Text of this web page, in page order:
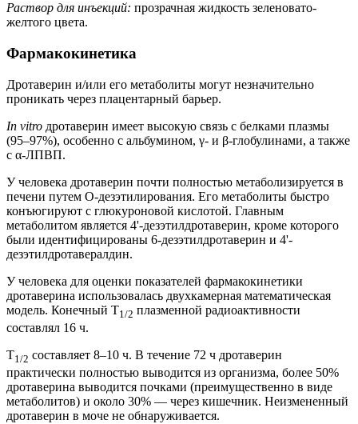
Раствор для инъекций: прозрачная жидкость зеленовато-
желтого цвета.
Фармакокинетика
Дротаверин и/или его метаболиты могут незначительно
проникать через плацентарный барьер.
In vitro дротаверин имеет высокую связь с белками плазмы
(95–97%), особенно с альбумином, γ- и β-глобулинами, а также
с α-ЛПВП.
У человека дротаверин почти полностью метаболизируется в
печени путем О-дезэтилирования. Его метаболиты быстро
конъюгируют с глюкуроновой кислотой. Главным
метаболитом является 4'-дезэтилдротаверин, кроме которого
были идентифицированы 6-дезэтилдротаверин и 4'-
дезэтилдротавералдин.
У человека для оценки показателей фармакокинетики
дротаверина использовалась двухкамерная математическая
модель. Конечный T1/2 плазменной радиоактивности
составлял 16 ч.
T1/2 составляет 8–10 ч. В течение 72 ч дротаверин
практически полностью выводится из организма, более 50%
дротаверина выводится почками (преимущественно в виде
метаболитов) и около 30% — через кишечник. Неизмененный
дротаверин в моче не обнаруживается.